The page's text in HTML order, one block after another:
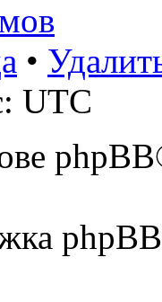
•
UTC
phpBB